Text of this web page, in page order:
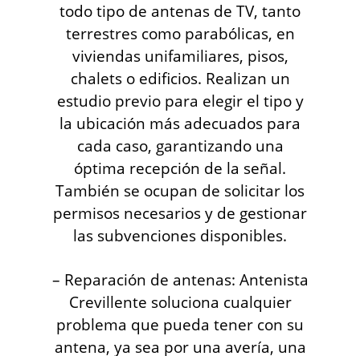
todo tipo de antenas de TV, tanto
terrestres como parabólicas, en
viviendas unifamiliares, pisos,
chalets o edificios. Realizan un
estudio previo para elegir el tipo y
la ubicación más adecuados para
cada caso, garantizando una
óptima recepción de la señal.
También se ocupan de solicitar los
permisos necesarios y de gestionar
las subvenciones disponibles.
– Reparación de antenas: Antenista
Crevillente soluciona cualquier
problema que pueda tener con su
antena, ya sea por una avería, una